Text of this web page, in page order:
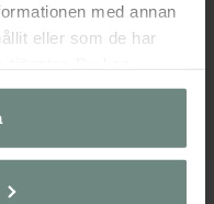
med annan
eller som de har